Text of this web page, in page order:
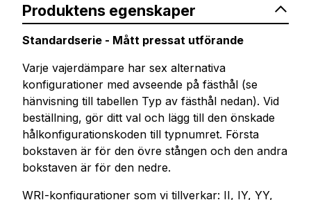
Produktens egenskaper
Standardserie - Mått pressat utförande
Varje vajerdämpare har sex alternativa
konfigurationer med avseende på fästhål (se
hänvisning till tabellen Typ av fästhål nedan). Vid
beställning, gör ditt val och lägg till den önskade
hålkonfigurationskoden till typnumret. Första
bokstaven är för den övre stången och den andra
bokstaven är för den nedre.
WRI-konfigurationer som vi tillverkar: II, IY, YY,